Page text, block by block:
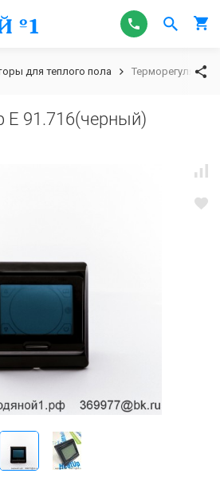
для теплого пола Терморегулятор
E 91.716(черный)